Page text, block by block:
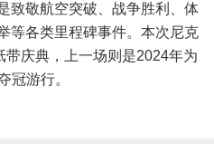
致敬航空突破、战争胜利、体
等各类里程碑事件。本次尼克
庆典，上一场则是2024年为
冠游行。